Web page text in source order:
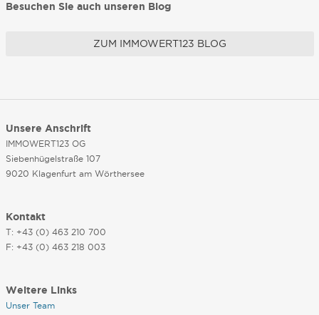
Besuchen Sie auch unseren Blog
ZUM IMMOWERT123 BLOG
Unsere Anschrift
IMMOWERT123 OG
Siebenhügelstraße 107
9020 Klagenfurt am Wörthersee
Kontakt
T: +43 (0) 463 210 700
F: +43 (0) 463 218 003
Weitere Links
Unser Team